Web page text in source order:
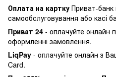
Оплата на картку Приват-банк
самообслуговування або касі
Приват 24 - оплачуйте онлайн
оформленні замовлення.
LiqPay - оплачуйте онлайн з
Card.